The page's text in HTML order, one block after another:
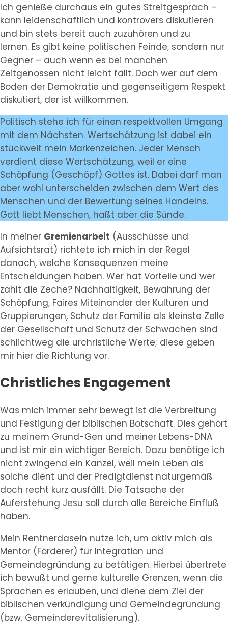
Ich genieße durchaus ein gutes Streitgespräch –
kann leidenschaftlich und kontrovers diskutieren
und bin stets bereit auch zuzuhören und zu
lernen. Es gibt keine politischen Feinde, sondern nur
Gegner – auch wenn es bei manchen
Zeitgenossen nicht leicht fällt. Doch wer auf dem
Boden der Demokratie und gegenseitigem Respekt
diskutiert, der ist willkommen.
Politisch stehe ich für einen respektvollen Umgang
mit dem Nächsten. Wertschätzung ist dabei ein
stückweit mein Markenzeichen. Jeder Mensch
verdient diese Wertschätzung, weil er eine
Schöpfung (Geschöpf) Gottes ist. Dabei darf man
aber wohl unterscheiden zwischen dem Wert des
Menschen und der Bewertung seines Handelns.
Gott liebt Menschen, haßt aber die Sünde.
In meiner Gremienarbeit (Ausschüsse und
Aufsichtsrat) richtete ich mich in der Regel
danach, welche Konsequenzen meine
Entscheidungen haben. Wer hat Vorteile und wer
zahlt die Zeche? Nachhaltigkeit, Bewahrung der
Schöpfung, Faires Miteinander der Kulturen und
Gruppierungen, Schutz der Familie als kleinste Zelle
der Gesellschaft und Schutz der Schwachen sind
schlichtweg die urchristliche Werte; diese geben
mir hier die Richtung vor.
Christliches Engagement
Was mich immer sehr bewegt ist die Verbreitung
und Festigung der biblischen Botschaft. Dies gehört
zu meinem Grund-Gen und meiner Lebens-DNA
und ist mir ein wichtiger Bereich. Dazu benötige ich
nicht zwingend ein Kanzel, weil mein Leben als
solche dient und der Predigtdienst naturgemäß
doch recht kurz ausfällt. Die Tatsache der
Auferstehung Jesu soll durch alle Bereiche Einfluß
haben.
Mein Rentnerdasein nutze ich, um aktiv mich als
Mentor (Förderer) für Integration und
Gemeindegründung zu betätigen. Hierbei übertrete
ich bewußt und gerne kulturelle Grenzen, wenn die
Sprachen es erlauben, und diene dem Ziel der
biblischen verkündigung und Gemeindegründung
(bzw. Gemeinderevitalisierung).